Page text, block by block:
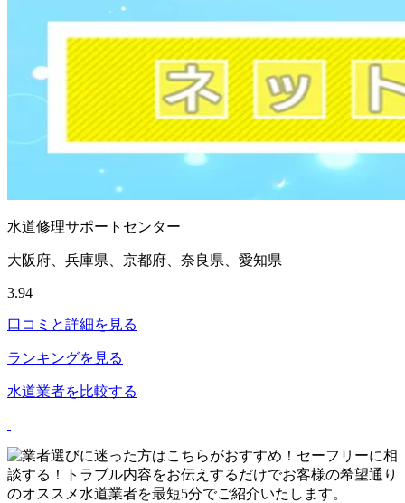
水道修理サポートセンター
大阪府、兵庫県、京都府、奈良県、愛知県
3.94
口コミと詳細を見る
ランキングを見る
水道業者を比較する